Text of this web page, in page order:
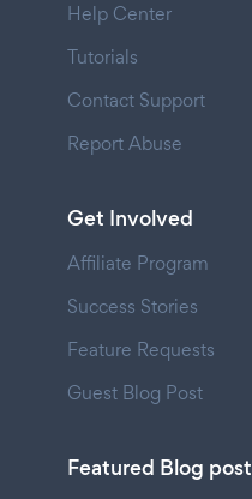
Help Center
Tutorials
Contact Support
Report Abuse
Get Involved
Affiliate Program
Success Stories
Feature Requests
Guest Blog Post
Featured Blog post